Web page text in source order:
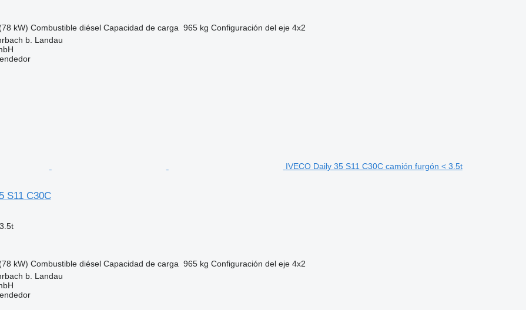
kW) Combustible diésel Capacidad de carga 965 kg Configuración del eje 4x2
b. Landau
IVECO Daily 35 S11 C30C camión furgón < 3.5t
S11 C30C
kW) Combustible diésel Capacidad de carga 965 kg Configuración del eje 4x2
b. Landau